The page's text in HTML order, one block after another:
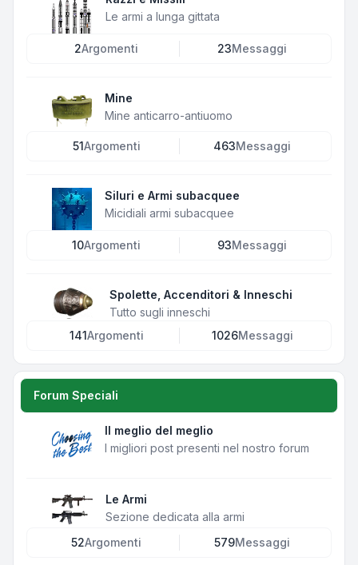
Le armi a lunga gittata
2Argomenti 23Messaggi
Mine
Mine anticarro-antiuomo
51Argomenti 463Messaggi
Siluri e Armi subacquee
Micidiali armi subacquee
10Argomenti 93Messaggi
Spolette, Accenditori & Inneschi
Tutto sugli inneschi
141Argomenti 1026Messaggi
Forum Speciali
Il meglio del meglio
I migliori post presenti nel nostro forum
Le Armi
Sezione dedicata alla armi
52Argomenti 579Messaggi